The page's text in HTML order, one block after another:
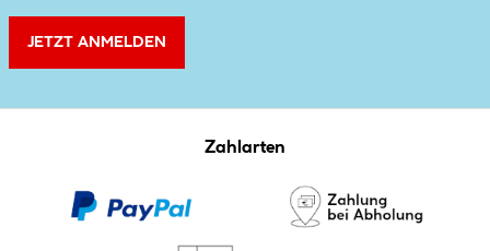
JETZT ANMELDEN
Zahlarten